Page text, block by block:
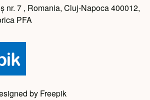
nr. 7 , Romania, Cluj-Napoca 400012,
PFA
by Freepik